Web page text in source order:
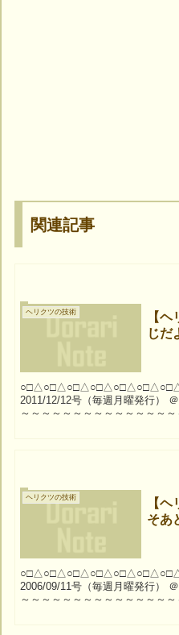
関連記事
ヘリクツの技術
【
じだ
2011/12/12号（毎週月曜発行） ＠～～～～～～～～～～～～～～～
～～～～～～～～～～～～～～
ヘリクツの技術
【
そあ
2006/09/11号（毎週月曜発行） ＠～～～～～～～～～～～～～～～
～～～～～～～～～～～～～～